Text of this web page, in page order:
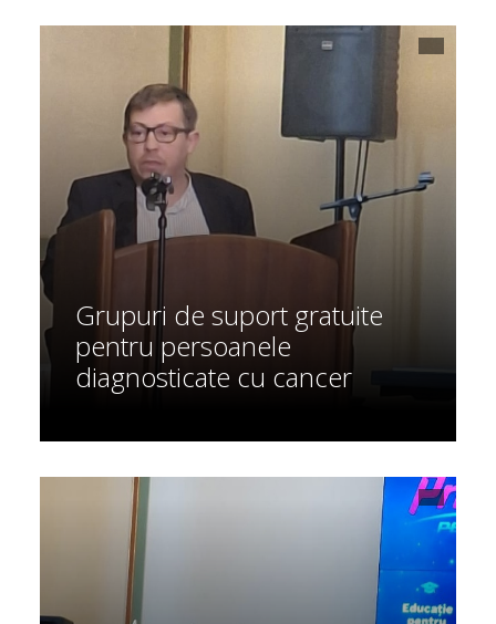
Grupuri de suport gratuite
pentru persoanele
diagnosticate cu cancer